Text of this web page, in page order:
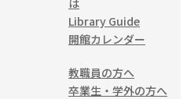
Library Guide
開館カレンダー
教職員の方へ
卒業生・学外の方へ